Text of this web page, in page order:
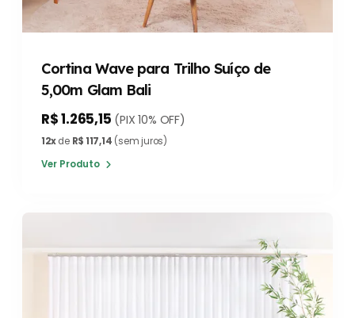
Cortina Wave para Trilho Suíço de
5,00m Glam Bali
R$ 1.265,15 (PIX 10% OFF)
12xde R$ 117,14 (sem juros)
Ver Produto